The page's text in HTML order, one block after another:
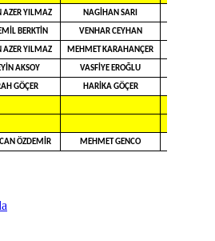
AZER YILMAZ NAGİHAN SARI
BERKTİN VENHAR CEYHAN
AZER YILMAZ MEHMET KARAHANÇER
AKSOY VASFİYE EROĞLU
GÖÇER HARİKA GÖÇER
ÖZDEMİR MEHMET GENCO